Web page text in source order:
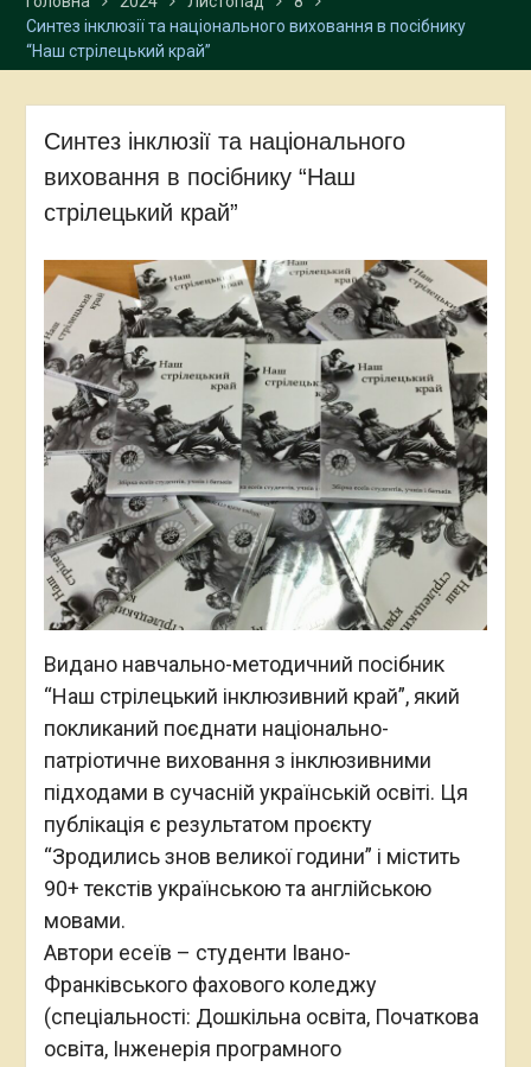
Синтез інклюзії та національного виховання в посібнику
“Наш стрілецький край”
Синтез інклюзії та національного
виховання в посібнику “Наш
стрілецький край”
Видано навчально-методичний посібник
“Наш стрілецький інклюзивний край”, який
покликаний поєднати національно-
патріотичне виховання з інклюзивними
підходами в сучасній українській освіті. Ця
публікація є результатом проєкту
“Зродились знов великої години” і містить
90+ текстів українською та англійською
мовами.
Автори есеїв – студенти Івано-
Франківського фахового коледжу
(спеціальності: Дошкільна освіта, Початкова
освіта, Інженерія програмного